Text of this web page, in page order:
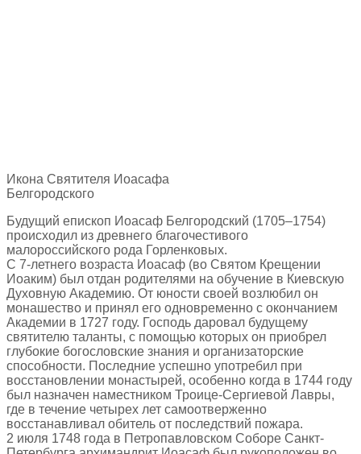
Икона Святителя Иоасафа
Белгородского
Будущий епископ Иоасаф Белгородский (1705–1754)
происходил из древнего благочестивого
малороссийского рода Горленковых.
С 7-летнего возраста Иоасаф (во Святом Крещении
Иоаким) был отдан родителями на обучение в Киевскую
Духовную Академию. От юности своей возлюбил он
монашество и принял его одновременно с окончанием
Академии в 1727 году. Господь даровал будущему
святителю таланты, с помощью которых он приобрел
глубокие богословские знания и организаторские
способности. Последние успешно употребил при
восстановлении монастырей, особенно когда в 1744 году
был назначен наместником Троице-Сергиевой Лавры,
где в течение четырех лет самоотверженно
восстанавливал обитель от последствий пожара.
2 июля 1748 года в Петропавловском Соборе Санкт-